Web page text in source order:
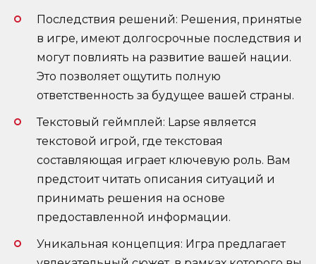
Последствия решений: Решения, принятые
в игре, имеют долгосрочные последствия и
могут повлиять на развитие вашей нации.
Это позволяет ощутить полную
ответственность за будущее вашей страны.
Текстовый геймплей: Lapse является
текстовой игрой, где текстовая
составляющая играет ключевую роль. Вам
предстоит читать описания ситуаций и
принимать решения на основе
предоставленной информации.
Уникальная концепция: Игра предлагает